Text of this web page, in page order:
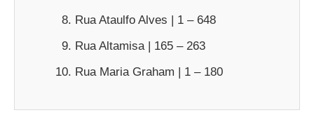
Rua Ataulfo Alves | 1 – 648
Rua Altamisa | 165 – 263
Rua Maria Graham | 1 – 180